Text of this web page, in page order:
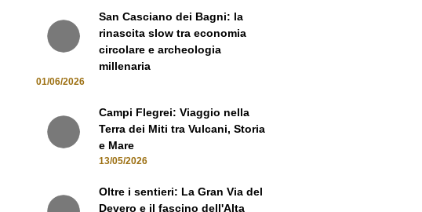
San Casciano dei Bagni: la
rinascita slow tra economia
circolare e archeologia
millenaria
01/06/2026
Campi Flegrei: Viaggio nella
Terra dei Miti tra Vulcani, Storia
e Mare
13/05/2026
Oltre i sentieri: La Gran Via del
Devero e il fascino dell'Alta